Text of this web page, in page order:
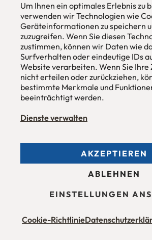
Um Ihnen ein optimales Erlebnis zu
verwenden wir Technologien wie
Geräteinformationen zu speichern
zuzugreifen. Wenn Sie diesen
zustimmen, können wir Daten wie
Surfverhalten oder eindeutige IDs
Website verarbeiten. Wenn Sie Ihre
nicht erteilen oder zurückziehen,
bestimmte Merkmale und
beeinträchtigt werden.
Dienste verwalten
AKZEPTIEREN
ABLEHNEN
EINSTELLUNGEN
Cookie-Richtlinie
ohne Mehrpreis nach Maß
Hans Pinsel-Str. 1
im DreierHaus
85540Haar / München
089 / 420 44 535
Fax
089 / 456 00 646
E-Mail
mail@urbana-moebel.de
Öffnungszeiten desMöbelgeschäfts
Samstag 09:30 -16:00 Uhr
und nach Vereinbarung.
Allgemeine
Datenschutzerklärung
Barrierefreiheit
Maßmöbel München